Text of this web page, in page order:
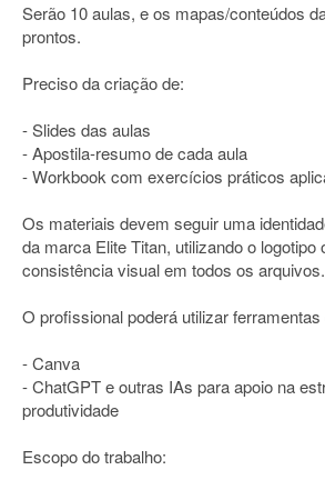
Serão 10 aulas, e os mapas/conteúdos
prontos.
Preciso da criação de:
- Slides das aulas
- Apostila-resumo de cada aula
- Workbook com exercícios práticos
Os materiais devem seguir uma
da marca Elite Titan, utilizando o logotipo
consistência visual em todos os arquivos.
O profissional poderá utilizar
- Canva
- ChatGPT e outras IAs para apoio na
produtividade
Escopo do trabalho: